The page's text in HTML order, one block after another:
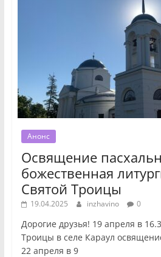
Анонс
Освящение
божественная
Святой Троицы
19.04.2025 inzhavino 0
Дорогие друзья! 19 апреля в
Троицы в селе Караул
22 апреля в 9